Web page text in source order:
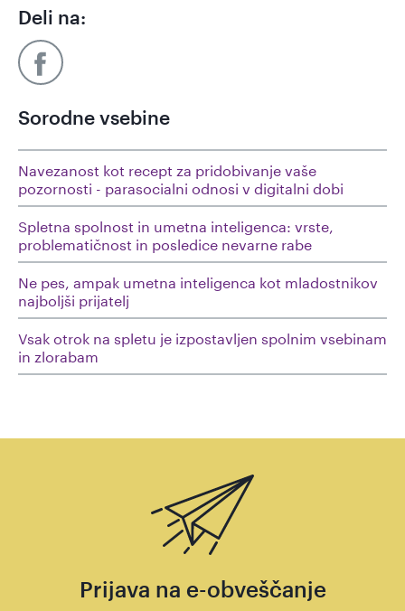
Deli na:
Sorodne vsebine
Navezanost kot recept za pridobivanje vaše
pozornosti - parasocialni odnosi v digitalni dobi
Spletna spolnost in umetna inteligenca: vrste,
problematičnost in posledice nevarne rabe
Ne pes, ampak umetna inteligenca kot mladostnikov
najboljši prijatelj
Vsak otrok na spletu je izpostavljen spolnim vsebinam
in zlorabam
Prijava na e-obveščanje